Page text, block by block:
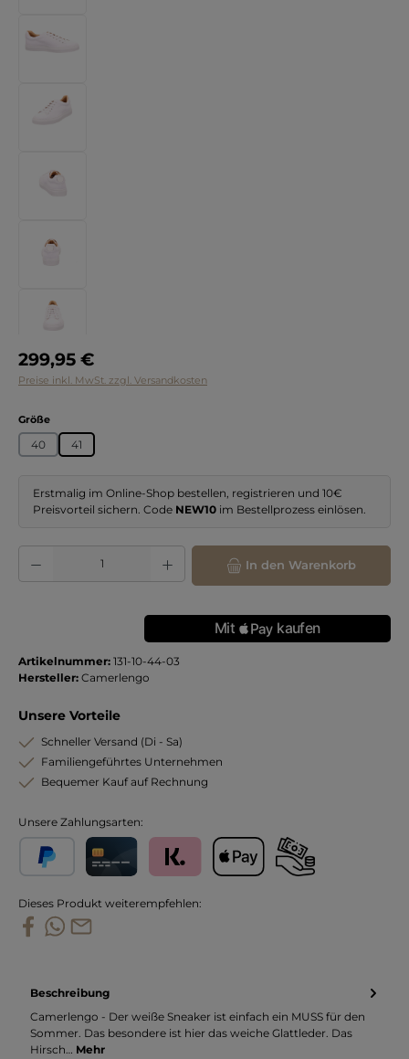
Regulärer Preis:
299,95 €
Preise inkl. MwSt. zzgl. Versandkosten
Größeauswählen
40 41
Erstmalig im Online-Shop bestellen, registrieren und 10€
Preisvorteil sichern. Code NEW10 im Bestellprozess einlösen.
Produkt Anzahl: Gib den gewünschten Wert ein oder benutze die
In den Warenkorb
Artikelnummer: 131-10-44-03
Hersteller: Camerlengo
Unsere Vorteile
Schneller Versand (Di - Sa)
Familiengeführtes Unternehmen
Bequemer Kauf auf Rechnung
Unsere Zahlungsarten:
Dieses Produkt weiterempfehlen:
Beschreibung
Camerlengo - Der weiße Sneaker ist einfach ein MUSS für den
Sommer. Das besondere ist hier das weiche Glattleder. Das
Hirsch… Mehr